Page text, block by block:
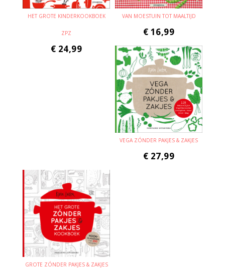
HET GROTE KINDERKOOKBOEK
ZPZ
€ 24,99
VAN MOESTUIN TOT MAALTIJD
€ 16,99
VEGA ZÓNDER PAKJES & ZAKJES
€ 27,99
GROTE ZÓNDER PAKJES & ZAKJES